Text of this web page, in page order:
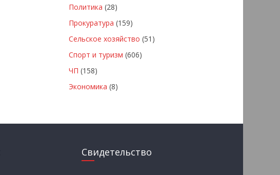
Политика (28)
Прокуратура (159)
Сельское хозяйство (51)
Спорт и туризм (606)
ЧП (158)
Экономика (8)
Свидетельство